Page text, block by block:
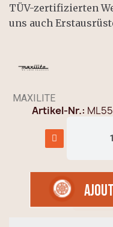
TÜV-zertifizierten
uns auch
MAXILITE
Artikel-Nr.